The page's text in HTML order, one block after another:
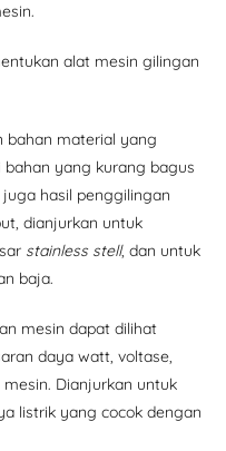
alat mesin gilingan
bahan material yang
yang kurang bagus
hasil penggilingan
dianjurkan untuk
stainless stell, dan untuk
baja.
mesin dapat dilihat
daya watt, voltase,
Dianjurkan untuk
listrik yang cocok dengan